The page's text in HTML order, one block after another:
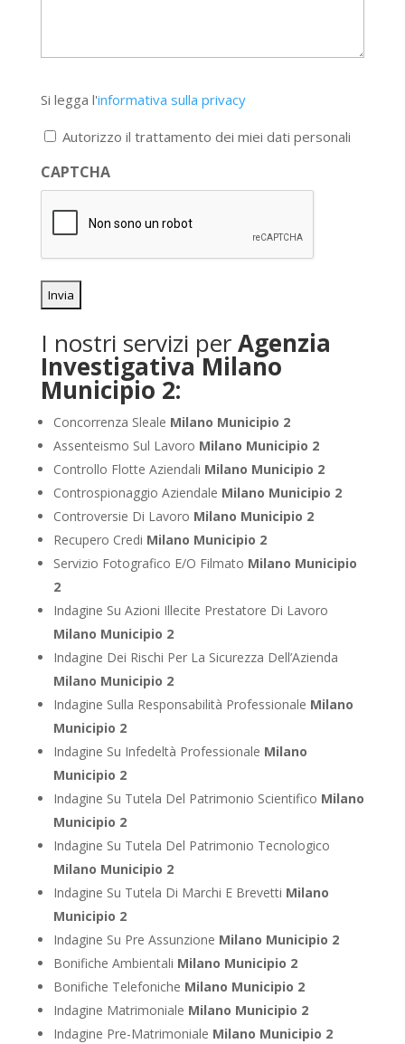
legga
l'informativa
privacy
*
Si legga l'informativa sulla privacy
Autorizzo il trattamento dei miei dati personali
CAPTCHA
I nostri servizi perAgenzia
Investigativa Milano
Municipio 2:
Concorrenza Sleale Milano Municipio 2
Assenteismo Sul Lavoro Milano Municipio 2
Controllo Flotte Aziendali Milano Municipio 2
Controspionaggio Aziendale Milano Municipio 2
Controversie Di Lavoro Milano Municipio 2
Recupero Credi Milano Municipio 2
Servizio Fotografico E/O Filmato Milano Municipio
2
Indagine Su Azioni Illecite Prestatore Di Lavoro
Milano Municipio 2
Indagine Dei Rischi Per La Sicurezza Dell’Azienda
Milano Municipio 2
Indagine Sulla Responsabilità Professionale Milano
Municipio 2
Indagine Su Infedeltà Professionale Milano
Municipio 2
Indagine Su Tutela Del Patrimonio Scientifico Milano
Municipio 2
Indagine Su Tutela Del Patrimonio Tecnologico
Milano Municipio 2
Indagine Su Tutela Di Marchi E Brevetti Milano
Municipio 2
Indagine Su Pre Assunzione Milano Municipio 2
Bonifiche Ambientali Milano Municipio 2
Bonifiche Telefoniche Milano Municipio 2
Indagine Matrimoniale Milano Municipio 2
Indagine Pre-Matrimoniale Milano Municipio 2